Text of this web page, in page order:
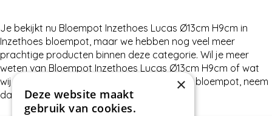
Je bekijkt nu Bloempot Inzethoes Lucas Ø13cm H9cm in
Inzethoes bloempot, maar we hebben nog veel meer
prachtige producten binnen deze categorie. Wil je meer
weten van Bloempot Inzethoes Lucas Ø13cm H9cm of wat
wij nog meer te bieden hebben in Inzethoes bloempot, neem
dan gerust contact met ons op.
×
Deze website maakt
gebruik van cookies.